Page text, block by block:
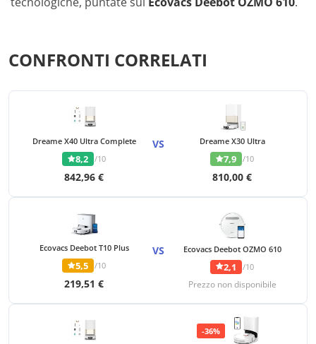
CONFRONTI CORRELATI
Dreame X40 Ultra Complete
8,2 /10
842,96 €
VS Dreame X30 Ultra
7,9 /10
810,00 €
Ecovacs Deebot T10 Plus
5,5 /10
219,51 €
VS Ecovacs Deebot OZMO 610
2,1 /10
Prezzo non disponibile
-36%